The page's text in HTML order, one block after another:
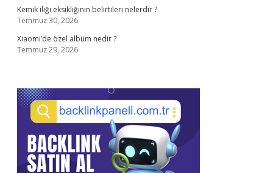
Kemik iliği eksikliğinin belirtileri nelerdir ?
Temmuz 30, 2026
Xiaomi’de özel albüm nedir ?
Temmuz 29, 2026